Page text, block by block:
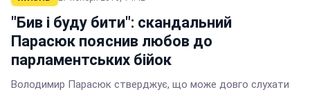
"Бив і буду бити": скандальний
Парасюк пояснив любов до
парламентських бійок
Володимир Парасюк стверджує, що може довго слухати